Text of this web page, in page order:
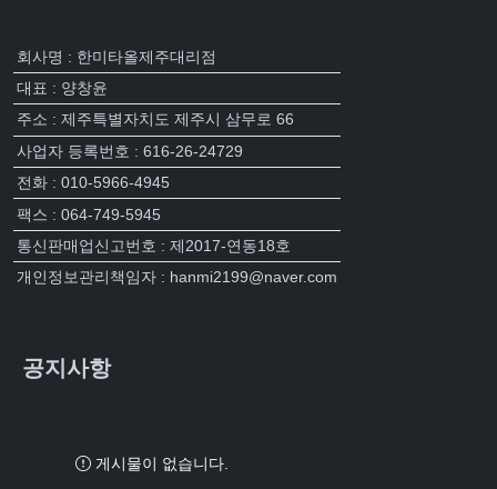
회사명 : 한미타올제주대리점
대표 : 양창윤
주소 : 제주특별자치도 제주시 삼무로 66
사업자 등록번호 : 616-26-24729
전화 : 010-5966-4945
팩스 : 064-749-5945
통신판매업신고번호 : 제2017-연동18호
개인정보관리책임자 : hanmi2199@naver.com
공지사항
게시물이 없습니다.